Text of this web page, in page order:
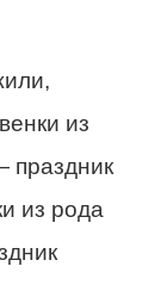
из
праздник
из рода